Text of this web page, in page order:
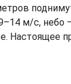
м/с, небо
Настоящее